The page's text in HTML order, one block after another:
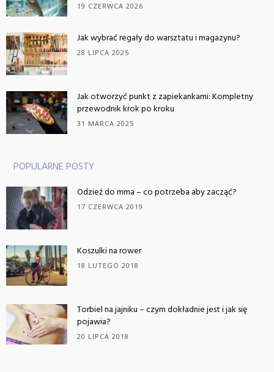
19 CZERWCA 2026
Jak wybrać regały do warsztatu i magazynu?
28 LIPCA 2025
Jak otworzyć punkt z zapiekankami: Kompletny
przewodnik krok po kroku
31 MARCA 2025
POPULARNE POSTY
Odzież do mma – co potrzeba aby zacząć?
17 CZERWCA 2019
Koszulki na rower
18 LUTEGO 2018
Torbiel na jajniku – czym dokładnie jest i jak się
pojawia?
20 LIPCA 2018